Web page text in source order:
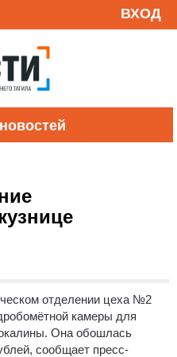
ВХОД
отделении цеха №2
камеры для
Она обошлась
сообщает пресс-